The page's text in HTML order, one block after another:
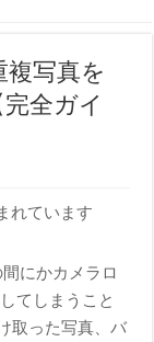
複写真を
全ガイ
れています
にかカメラロ
てしまうこと
取った写真、バ